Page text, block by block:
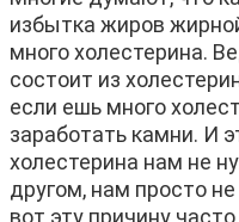
избытка жиров
много холестерина.
состоит из
если ешь много
заработать камни. И
холестерина нам не
другом, нам просто
вот эту причину